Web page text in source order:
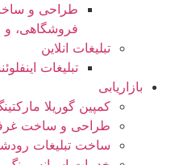
طراحی و ساخت
فروشگاهی،
تبلیغات انلاین
تبلیغات
بازاریابی
کمپین گوریلا
طراحی و ساخت
ساخت تبلیغات